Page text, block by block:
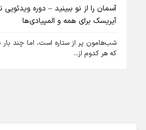
آسمان را از نو ببینید – دوره
آیریسک برای همه و المپیادی‌ها
شب‌هامون پر از ستاره است، اما چند بار
که هر کدوم از...